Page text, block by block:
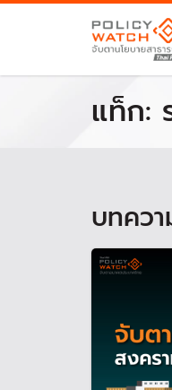
แท็ก:
บทควา